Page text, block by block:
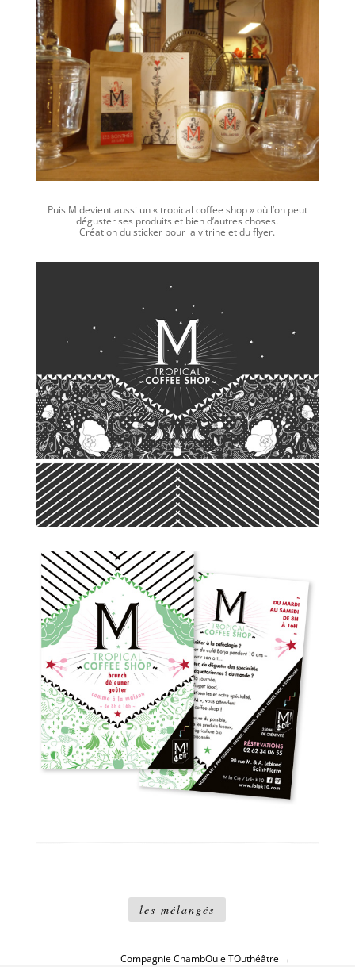
Puis M devient aussi un«tropical coffee shop»où l’on peut
déguster ses produits et bien d’autres choses.
Création du sticker pour la vitrine et du flyer.
les mélangés
Compagnie ChambOule TOuthéâtre →